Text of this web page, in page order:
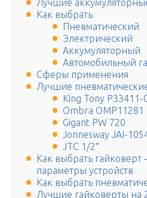
Лучшие
Как выбрать
Пневматический
Электрический
Аккумуляторный
Автомобильный
Сферы применения
Лучшие
King Tony P33411-
Ombra OMP11281
Gigant PW 720
Jonnesway JAI-
JTC 1/2″
Как выбрать гайковерт
параметры устройств
Как выбрать
Лучшие гайковерты на